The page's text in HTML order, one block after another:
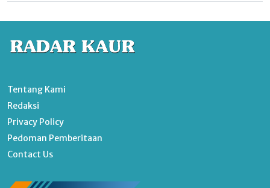
Tentang Kami
Redaksi
Privacy Policy
Pedoman Pemberitaan
Contact Us